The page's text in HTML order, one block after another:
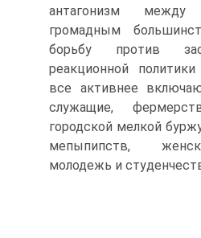
антагонизм
громадным
борьбу против
реакционной
все активнее
служащие,
городской мелкой
мепыпипств,
молодежь и